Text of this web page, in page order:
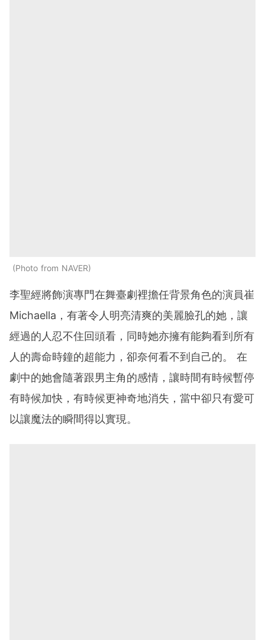
Photo from NAVER
李聖經將飾演專門在舞臺劇裡擔任背景角色的演員崔
Michaella，有著令人明亮清爽的美麗臉孔的她，讓
經過的人忍不住回頭看，同時她亦擁有能夠看到所有
人的壽命時鐘的超能力，卻奈何看不到自己的。 在
劇中的她會隨著跟男主角的感情，讓時間有時候暫停
有時候加快，有時候更神奇地消失，當中卻只有愛可
以讓魔法的瞬間得以實現。